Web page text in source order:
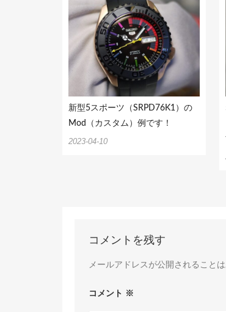
ン
新型5スポーツ（SRPD76K1）の
Mod（カスタム）例です！
2023-04-10
コメントを残す
メールアドレスが公開されることは
コメント ※